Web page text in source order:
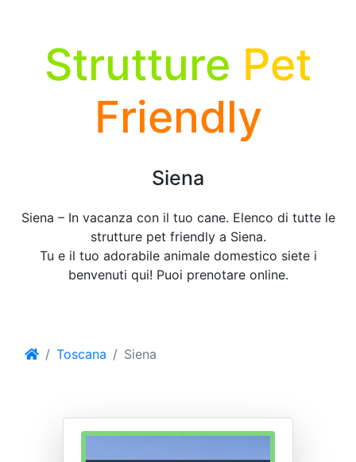
Strutture Pet
Friendly
Siena
Siena – In vacanza con il tuo cane. Elenco di tutte le
strutture pet friendly a Siena.
Tu e il tuo adorabile animale domestico siete i
benvenuti qui! Puoi prenotare online.
Toscana Siena